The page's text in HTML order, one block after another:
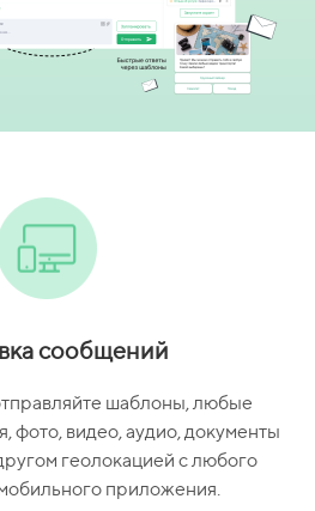
сообщений
шаблоны, любые
фото, видео, аудио, документы
геолокацией с любого
приложения.